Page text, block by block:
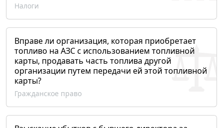
Налоги
Вправе ли организация, которая приобретает
топливо на АЗС с использованием топливной
карты, продавать часть топлива другой
организации путем передачи ей этой топливной
карты?
Гражданское право